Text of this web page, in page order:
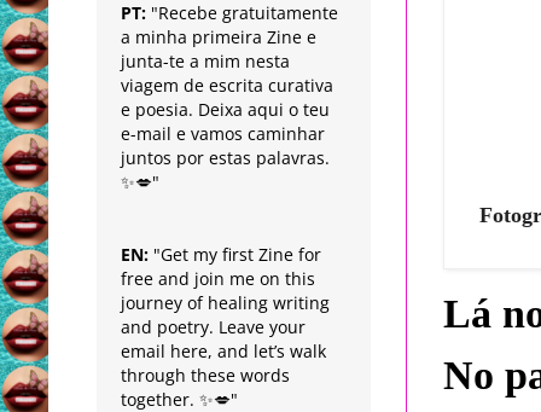
Lá
No
PT: "Recebe gratuitamente
a minha primeira Zine e
junta-te a mim nesta
viagem de escrita curativa
e poesia. Deixa aqui o teu
e-mail e vamos caminhar
juntos por estas palavras.
✨💋"
EN: "Get my first Zine for
free and join me on this
journey of healing writing
and poetry. Leave your
email here, and let’s walk
through these words
together. ✨💋"